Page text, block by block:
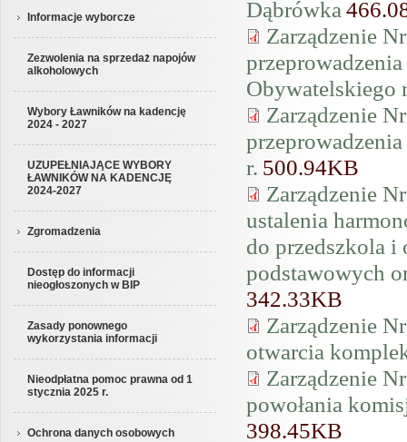
Informacje wyborcze
Zezwolenia na sprzedaż napojów
alkoholowych
Wybory Ławników na kadencję
2024 - 2027
UZUPEŁNIAJĄCE WYBORY
ŁAWNIKÓW NA KADENCJĘ
2024-2027
Zgromadzenia
Dostęp do informacji
nieogłoszonych w BIP
Zasady ponownego
wykorzystania informacji
Nieodpłatna pomoc prawna od 1
stycznia 2025 r.
Ochrona danych osobowych
Dąbrówka
Zarządzenie
Obywatelskiego
Zarządzenie
r. 500.94KB
Zarządzenie
ustalenia
do przedszkola i
podstawowych
342.33KB
Zarządzenie
otwarcia
Zarządzenie
powołania
398.45KB